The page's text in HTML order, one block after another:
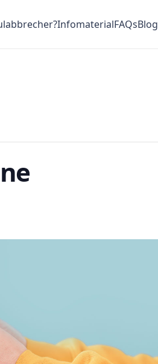
InfomaterialFAQsBlog